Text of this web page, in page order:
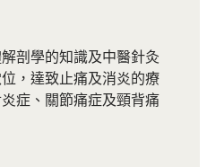
剖學的知識及中醫針灸
，達致止痛及消炎的療
症、關節痛症及頸背痛